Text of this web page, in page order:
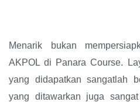
Menarik bukan
AKPOL di Panara Course.
yang didapatkan sangatlah
yang ditawarkan juga